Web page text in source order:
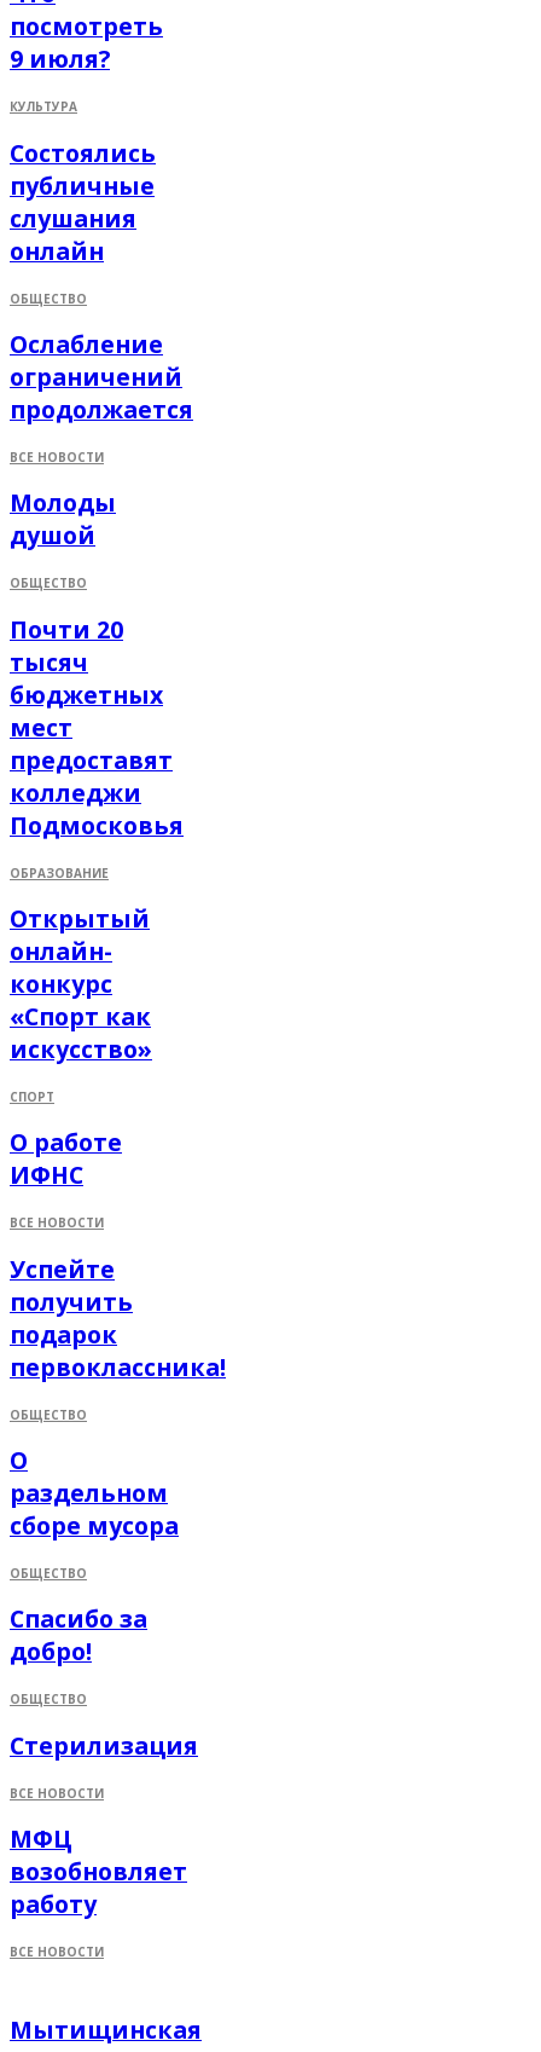
посмотреть
9 июля?
КУЛЬТУРА
Состоялись
публичные
слушания
онлайн
ОБЩЕСТВО
Ослабление
ограничений
продолжается
ВСЕ НОВОСТИ
Молоды
душой
ОБЩЕСТВО
Почти 20
тысяч
бюджетных
мест
предоставят
колледжи
Подмосковья
ОБРАЗОВАНИЕ
Открытый
онлайн-
конкурс
«Спорт как
искусство»
СПОРТ
О работе
ИФНС
ВСЕ НОВОСТИ
Успейте
получить
подарок
первоклассника!
ОБЩЕСТВО
О
раздельном
сборе мусора
ОБЩЕСТВО
Спасибо за
добро!
ОБЩЕСТВО
Стерилизация
ВСЕ НОВОСТИ
МФЦ
возобновляет
работу
ВСЕ НОВОСТИ
Мытищинская